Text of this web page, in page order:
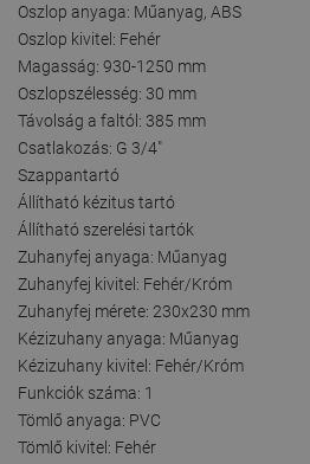
Oszlop anyaga: Műanyag, ABS
Oszlop kivitel: Fehér
Magasság: 930-1250 mm
Oszlopszélesség: 30 mm
Távolság a faltól: 385 mm
Csatlakozás: G 3/4"
Szappantartó
Állítható kézitus tartó
Állítható szerelési tartók
Zuhanyfej anyaga: Műanyag
Zuhanyfej kivitel: Fehér/Króm
Zuhanyfej mérete: 230x230 mm
Kézizuhany anyaga: Műanyag
Kézizuhany kivitel: Fehér/Króm
Funkciók száma: 1
Tömlő anyaga: PVC
Tömlő kivitel: Fehér